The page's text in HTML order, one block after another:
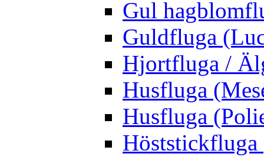
Gul
Guldfluga
Hjortfluga /
Husfluga
Husfluga
Höststickfluga